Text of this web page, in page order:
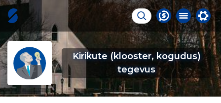
Kirikute (klooster, kogudus)
tegevus